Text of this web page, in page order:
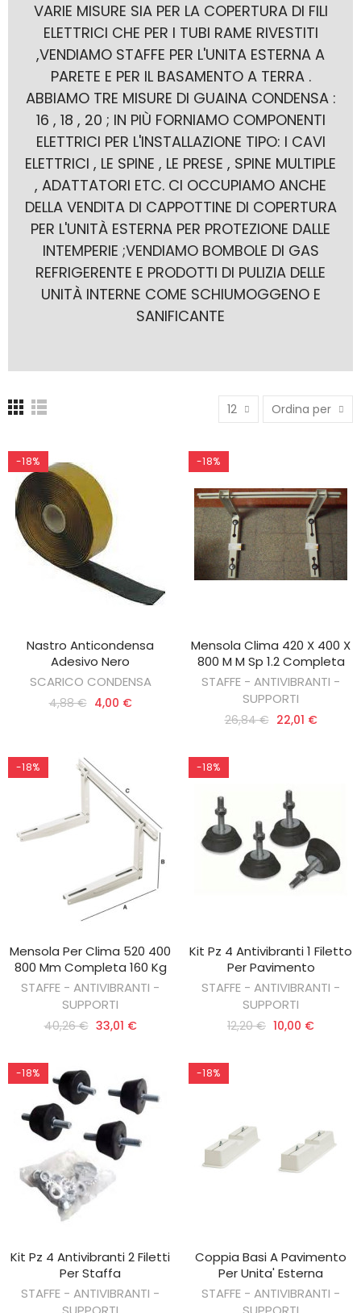
VARIE MISURE SIA PER LA COPERTURA DI FILI
ELETTRICI CHE PER I TUBI RAME RIVESTITI
,VENDIAMO STAFFE PER L'UNITA ESTERNA A
PARETE E PER IL BASAMENTO A TERRA .
ABBIAMO TRE MISURE DI GUAINA CONDENSA :
16 , 18 , 20 ; IN PIÙ FORNIAMO COMPONENTI
ELETTRICI PER L'INSTALLAZIONE TIPO: I CAVI
ELETTRICI , LE SPINE , LE PRESE , SPINE MULTIPLE
, ADATTATORI ETC. CI OCCUPIAMO ANCHE
DELLA VENDITA DI CAPPOTTINE DI COPERTURA
PER L'UNITÀ ESTERNA PER PROTEZIONE DALLE
INTEMPERIE ;VENDIAMO BOMBOLE DI GAS
REFRIGERENTE E PRODOTTI DI PULIZIA DELLE
UNITÀ INTERNE COME SCHIUMOGGENO E
SANIFICANTE
12 Ordina per
-18%
AGGIUNGI AL CARRELLO
Nastro Anticondensa
Adesivo Nero
SCARICO CONDENSA
4,88 € 4,00 €
-18%
AGGIUNGI AL CARRELLO
Mensola Clima 420 X 400 X
800 M M Sp 1.2 Completa
STAFFE - ANTIVIBRANTI -
SUPPORTI
26,84 € 22,01 €
-18%
AGGIUNGI AL CARRELLO
Mensola Per Clima 520 400
800 Mm Completa 160 Kg
STAFFE - ANTIVIBRANTI -
SUPPORTI
40,26 € 33,01 €
-18%
AGGIUNGI AL CARRELLO
Kit Pz 4 Antivibranti 1 Filetto
Per Pavimento
STAFFE - ANTIVIBRANTI -
SUPPORTI
12,20 € 10,00 €
-18%
AGGIUNGI AL CARRELLO
Kit Pz 4 Antivibranti 2 Filetti
Per Staffa
STAFFE - ANTIVIBRANTI -
-18%
AGGIUNGI AL CARRELLO
Coppia Basi A Pavimento
Per Unita' Esterna
STAFFE - ANTIVIBRANTI -